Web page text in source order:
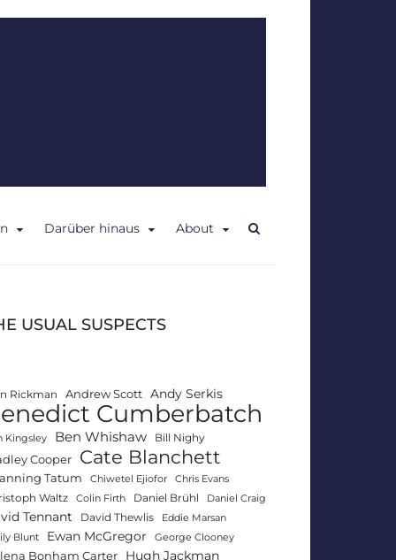
Darüber hinaus About
USUAL SUSPECTS
Rickman Andrew Scott Andy Serkis
Cumberbatch
Kingsley Ben Whishaw Bill Nighy
Cooper Cate Blanchett
Tatum Chiwetel Ejiofor Chris Evans
Waltz Colin Firth Daniel Brühl Daniel Craig
Tennant David Thewlis
Eddie Marsan
Blunt
Ewan McGregor George Clooney
Bonham Carter Hugh Jackman